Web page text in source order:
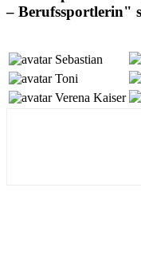
– Berufssportlerin"
Sebastian
Toni
Verena Kaiser